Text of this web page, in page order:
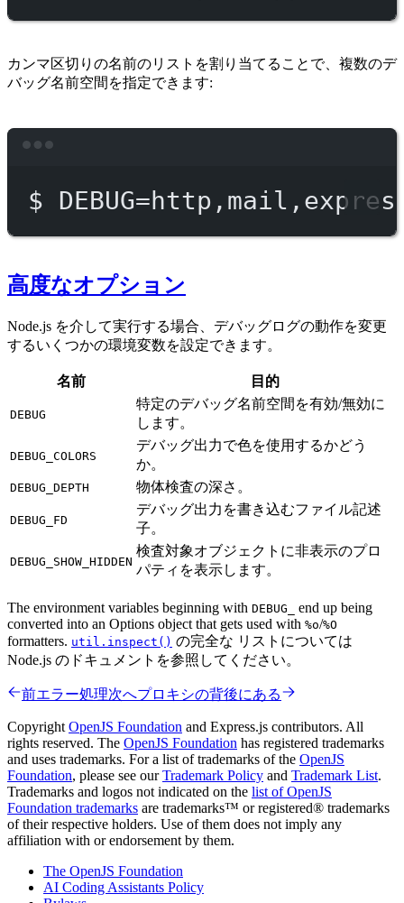
カンマ区切りの名前のリストを割り当てることで、複数のデ
バッグ名前空間を指定できます:
$
高度なオプション
Node.js を介して実行する場合、デバッグログの動作を変更
するいくつかの環境変数を設定できます。
名前 目的
DEBUG
特定のデバッグ名前空間を有効/無効に
します。
DEBUG_COLORS
デバッグ出力で色を使用するかどう
か。
DEBUG_DEPTH 物体検査の深さ。
DEBUG_FD
デバッグ出力を書き込むファイル記述
子。
DEBUG_SHOW_HIDDEN
検査対象オブジェクトに非表示のプロ
パティを表示します。
The environment variables beginning with DEBUG_
end up being
converted into an Options object that gets used with %o/%O
formatters. util.inspect() の完全な リストについては
Node.js のドキュメントを参照してください。
前エラー処理次へプロキシの背後にある
Copyright OpenJS Foundation and Express.js contributors. All
rights reserved. The OpenJS Foundation has registered trademarks
and uses trademarks. For a list of trademarks of the OpenJS
Foundation, please see ourTrademark Policy and Trademark List.
Trademarks and logos not indicated on the list of OpenJS
Foundation trademarks are trademarks™ or registered® trademarks
of their respective holders. Use of them does not imply any
affiliation with or endorsement by them.
The OpenJS Foundation
AI Coding Assistants Policy